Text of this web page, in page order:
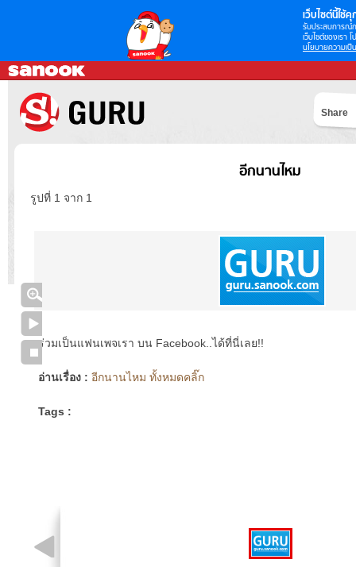
เว็บไซต์นี้ใช้คุ
รับประสบการณ์
เว็บไซต์ของเรา
นโยบายความเป็
Share
อีกนานไหม
รูปที่ 1 จาก 1
ร่วมเป็นแฟนเพจเรา บน Facebook..ได้ที่นี่เลย!!
อ่านเรื่อง : อีกนานไหม ทั้งหมดคลิ๊ก
Tags :